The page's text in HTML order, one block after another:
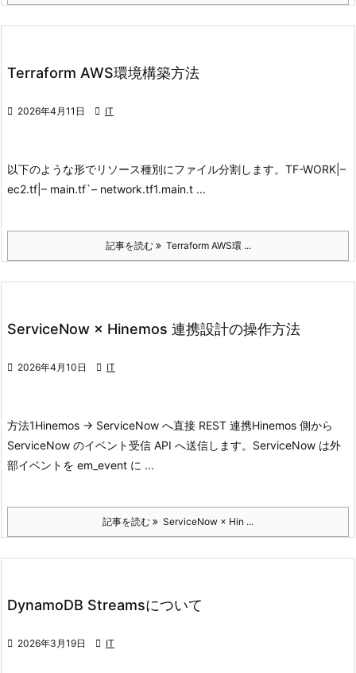
Terraform AWS環境構築方法
 2026年4月11日  IT
以下のような形でリソース種別にファイル分割します。 TF-WORK |–
ec2.tf |– main.tf`– network.tf1.main.t ...
記事を読む Terraform AWS環 ...
ServiceNow × Hinemos 連携設計の操作方法
 2026年4月10日  IT
方法1Hinemos → ServiceNow へ直接 REST 連携Hinemos 側から
ServiceNow のイベント受信 API へ送信します。ServiceNow は外
部イベントを em_event に ...
記事を読む ServiceNow × Hin ...
DynamoDB Streamsについて
 2026年3月19日  IT